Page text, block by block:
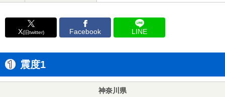
X(旧twitter) Facebook LINE
震度1
神奈川県